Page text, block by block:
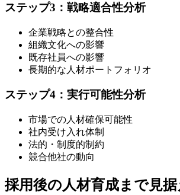
ステップ3：戦略適合性分析
企業戦略との整合性
組織文化への影響
既存社員への影響
長期的な人材ポートフォリオ
ステップ4：実行可能性分析
市場での人材確保可能性
社内受け入れ体制
法的・制度的制約
競合他社の動向
採用後の人材育成まで見